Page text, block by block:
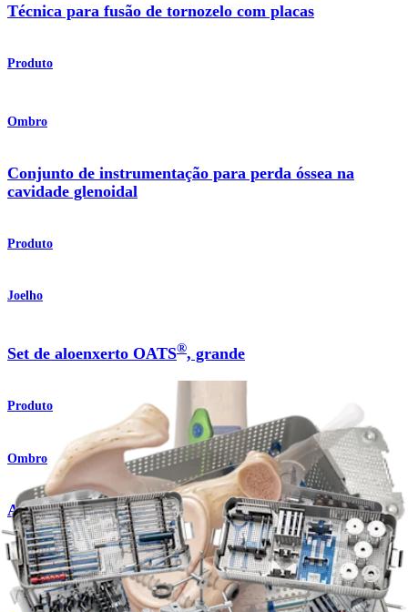
Técnica para fusão de tornozelo com placas
Produto
Ombro
Conjunto de instrumentação para perda óssea na
cavidade glenoidal
Produto
Joelho
Set de aloenxerto OATS®, grande
Produto
Ombro
Arco congruente Latarjet
Procedimento